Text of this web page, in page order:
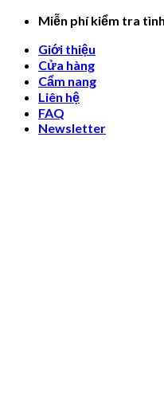
Skip
content
Miễn phí kiểm tra
Giới thiệu
Cửa hàng
Cẩm nang
Liên hệ
FAQ
Newsletter